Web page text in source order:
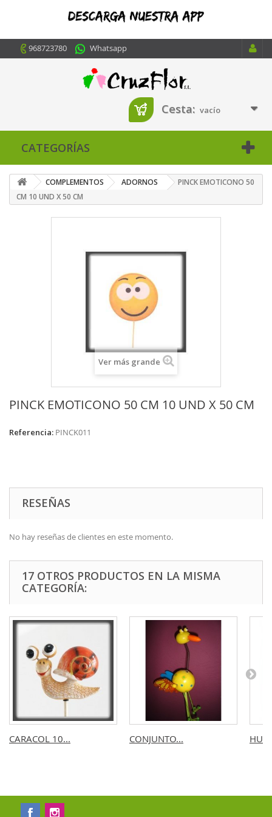
968723780 Whatsapp
Cesta: vacío
CATEGORÍAS
COMPLEMENTOS ADORNOS
PINCK EMOTICONO 50
CM 10 UND X 50 CM
Ver más grande
PINCK EMOTICONO 50 CM 10 UND X 50 CM
Referencia: PINCK011
RESEÑAS
No hay reseñas de clientes en este momento.
17 OTROS PRODUCTOS EN LA MISMA
CATEGORÍA:
CARACOL 10... CONJUNTO...